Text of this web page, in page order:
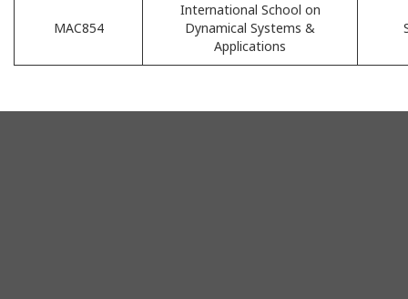
MAC854
International School on
Dynamical Systems &
Applications